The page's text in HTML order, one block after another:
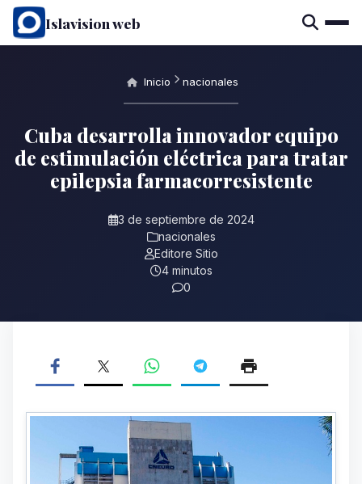
Islavision web
Inicio nacionales
Cuba desarrolla innovador equipo
de estimulación eléctrica para tratar
epilepsia farmacorresistente
3 de septiembre de 2024
nacionales
Editore Sitio
4 minutos
0